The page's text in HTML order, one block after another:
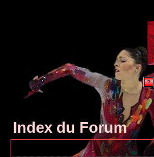
Index du Forum